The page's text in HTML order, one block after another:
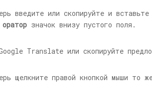
введите или скопируйте и
оратор значок внизу пустого поля.
щелкните правой кнопкой мыши то